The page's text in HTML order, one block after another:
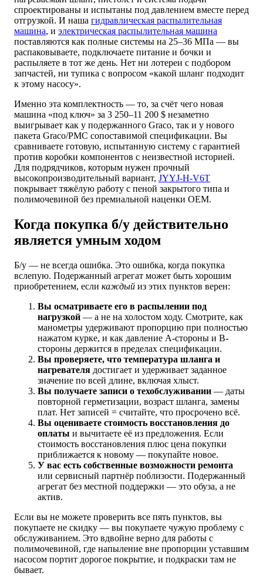
спроектированы и испытаны под давлением вместе перед
отгрузкой. И наша гидравлическая распылительная
машина, и электрическая распылительная машина
поставляются как полные системы на 25–36 МПа — вы
распаковываете, подключаете питание и бочки и
распыляете в тот же день. Нет ни лотереи с подбором
запчастей, ни тупика с вопросом «какой шланг подходит
к этому насосу».
Именно эта комплектность — то, за счёт чего новая
машина «под ключ» за 3 250–11 200 $ незаметно
выигрывает как у подержанного Graco, так и у нового
пакета Graco/PMC сопоставимой спецификации. Вы
сравниваете готовую, испытанную систему с гарантией
против коробки компонентов с неизвестной историей.
Для подрядчиков, которым нужен прочный
высокопроизводительный вариант, JYYJ-H-V6T
покрывает тяжёлую работу с пеной закрытого типа и
полимочевиной без премиальной наценки OEM.
Когда покупка б/у действительно
является умным ходом
Б/у — не всегда ошибка. Это ошибка, когда покупка
вслепую. Подержанный агрегат может быть хорошим
приобретением, если каждый из этих пунктов верен:
Вы осматриваете его в распылении под
нагрузкой — а не на холостом ходу. Смотрите, как
манометры удерживают пропорцию при полностью
нажатом курке, и как давление A-стороны и B-
стороны держится в пределах спецификации.
Вы проверяете, что температура шланга и
нагревателя достигает и удерживает заданное
значение по всей длине, включая хлыст.
Вы получаете записи о техобслуживании — даты
повторной герметизации, возраст шланга, замены
плат. Нет записей = считайте, что просрочено всё.
Вы оцениваете стоимость восстановления до
оплаты и вычитаете её из предложения. Если
стоимость восстановления плюс цена покупки
приближается к новому — покупайте новое.
У вас есть собственные возможности ремонта
или сервисный партнёр поблизости. Подержанный
агрегат без местной поддержки — это обуза, а не
актив.
Если вы не можете проверить все пять пунктов, вы
покупаете не скидку — вы покупаете чужую проблему с
обслуживанием. Это вдвойне верно для работы с
полимочевиной, где напыление вне пропорции уставшим
насосом портит дорогое покрытие, и подкраски там не
бывает.